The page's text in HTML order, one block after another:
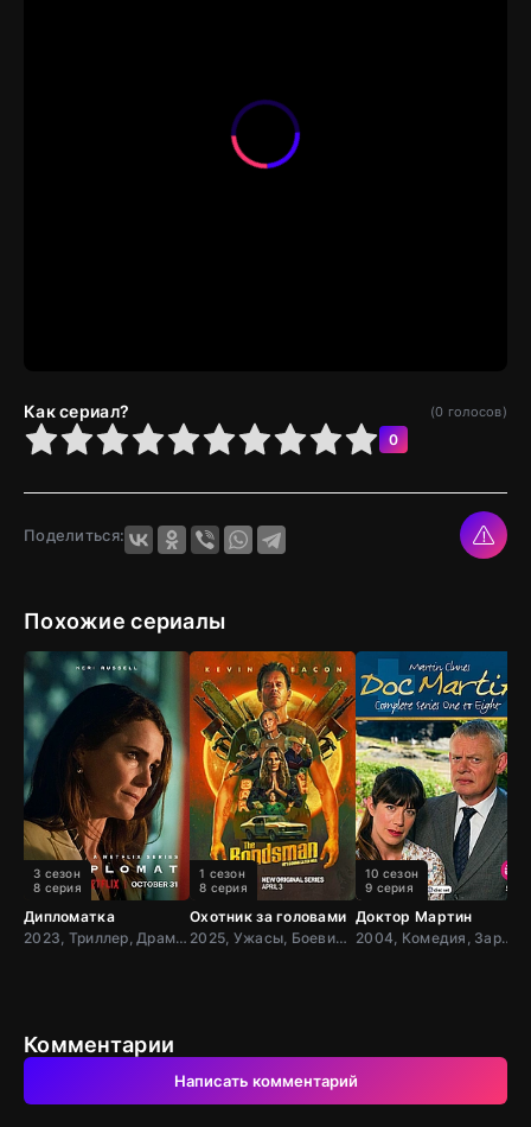
Как сериал? (0 голосов)
5 6 7 8 9 10 0
Поделиться:
Похожие сериалы
Дипломатка
2023, Триллер, Драма, США,
3 сезон
8 серия
Охотник за головами
2025, Ужасы, Боевик, Драма, США
1 сезон
8 серия
Доктор Мартин
2004, Комедия, Зарубежный, Мелодрама, Драма, Великобрит
10 сезон
9 серия
Комментарии
Написать комментарий